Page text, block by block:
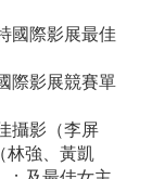
國際影展最佳
際影展競賽單
攝影（李屏
林強、黃凱